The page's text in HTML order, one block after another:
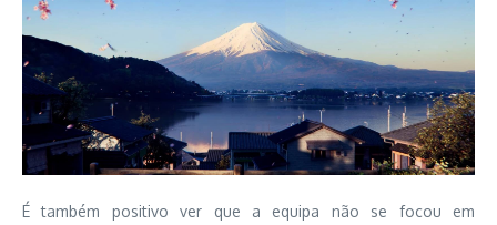
É também positivo ver que a equipa não se focou em